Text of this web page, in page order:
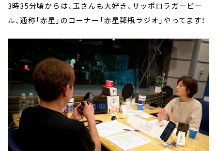
3時35分頃からは、玉さんも大好き、サッポロラガービー
ル、通称「赤星」のコーナー「赤星郵瓶ラジオ」やってます！